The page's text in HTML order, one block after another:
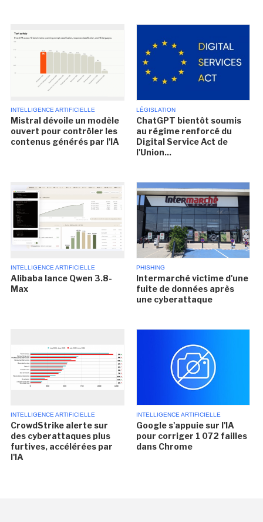
INTELLIGENCE ARTIFICIELLE
Mistral dévoile un modèle
ouvert pour contrôler les
contenus générés par l'IA
LÉGISLATION
ChatGPT bientôt soumis
au régime renforcé du
Digital Service Act de
l'Union...
INTELLIGENCE ARTIFICIELLE
Alibaba lance Qwen 3.8-
Max
PHISHING
Intermarché victime d'une
fuite de données après
une cyberattaque
INTELLIGENCE ARTIFICIELLE
CrowdStrike alerte sur
des cyberattaques plus
furtives, accélérées par
l'IA
INTELLIGENCE ARTIFICIELLE
Google s'appuie sur l'IA
pour corriger 1 072 failles
dans Chrome